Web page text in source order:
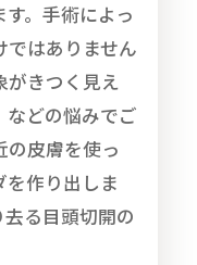
。手術によっ
ではありません
がきつく見え
などの悩みでご
の皮膚を使っ
作り出しま
る目頭切開の